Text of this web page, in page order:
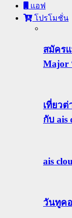
แอฟ
โปรโมชั่น
สมัคร
Major
เที่ยวต่
กับ ais
ais
วันทูคอ